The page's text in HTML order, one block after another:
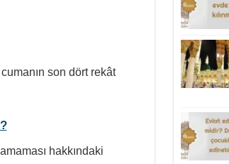
son dört rekât
hakkındaki